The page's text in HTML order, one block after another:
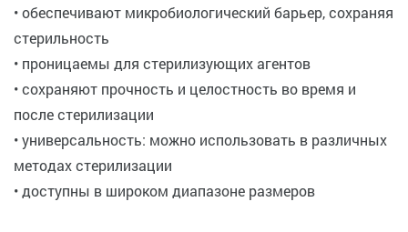
• обеспечивают микробиологический барьер, сохраняя
стерильность
• проницаемы для стерилизующих агентов
• сохраняют прочность и целостность во время и
после стерилизации
• универсальность: можно использовать в различных
методах стерилизации
• доступны в широком диапазоне размеров